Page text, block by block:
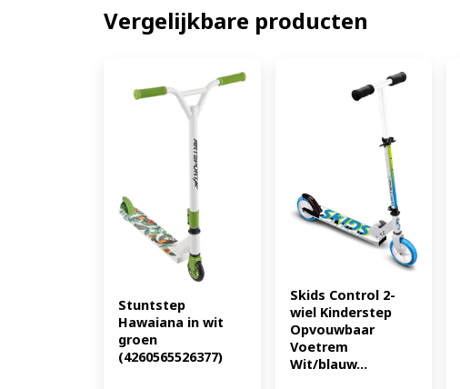
Vergelijkbare producten
Stuntstep
Hawaiana in wit
groen
(4260565526377)
Skids Control 2-
wiel Kinderstep
Opvouwbaar
Voetrem
Wit/blauw...